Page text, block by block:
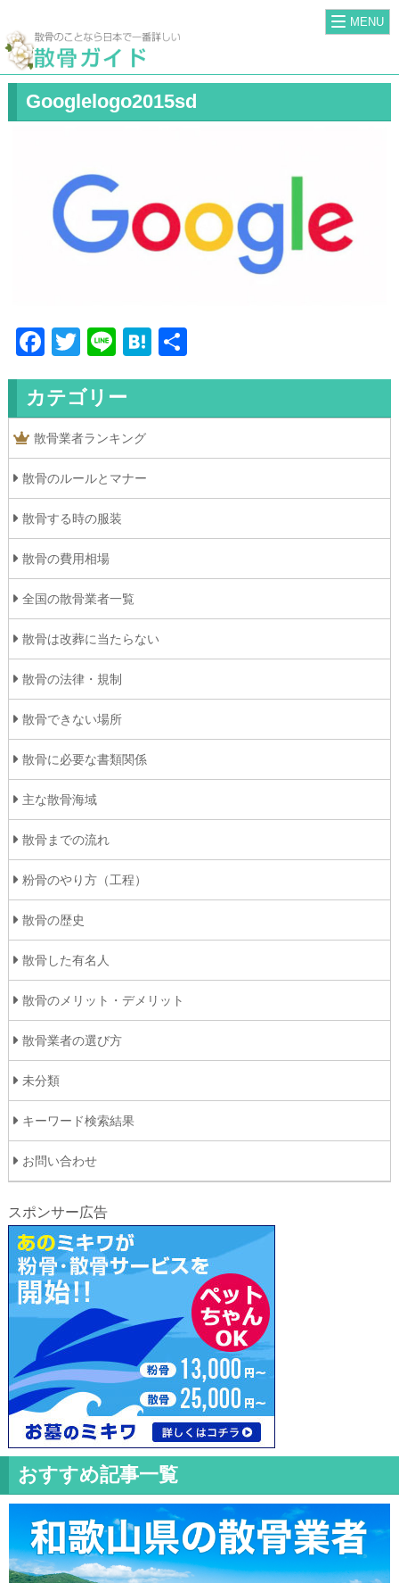
MENU
Googlelogo2015sd
Facebook
Twitter
LineHatena
カテゴリー
散骨業者ランキング
散骨のルールとマナー
散骨する時の服装
散骨の費用相場
全国の散骨業者一覧
散骨は改葬に当たらない
散骨の法律・規制
散骨できない場所
散骨に必要な書類関係
主な散骨海域
散骨までの流れ
粉骨のやり方（工程）
散骨の歴史
散骨した有名人
散骨のメリット・デメリット
散骨業者の選び方
未分類
キーワード検索結果
お問い合わせ
スポンサー広告
おすすめ記事一覧